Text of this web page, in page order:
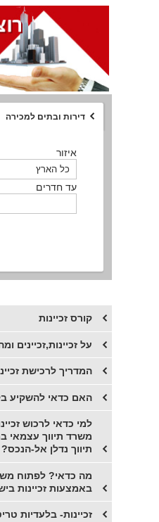
דירות ובתים למכירה
איזור
עד חדרים
איזור
עד חדרים
איזור
עד חדרים
איזור
סוג הנכס
סוג הנכס
איזור
עד חדרים
איזור
סוג הנכס
קורס זכיינות
על זכיינות,זכיינים
המדריך לרכישת
האם כדאי להשקיע
​למי כדאי לרכוש
משרד תיווך עצמאי
תיווך נדלן אל-הנכס?
​מה כדאי? לפתוח
באמצעות זכיינות
זכיינות- בלעדיות